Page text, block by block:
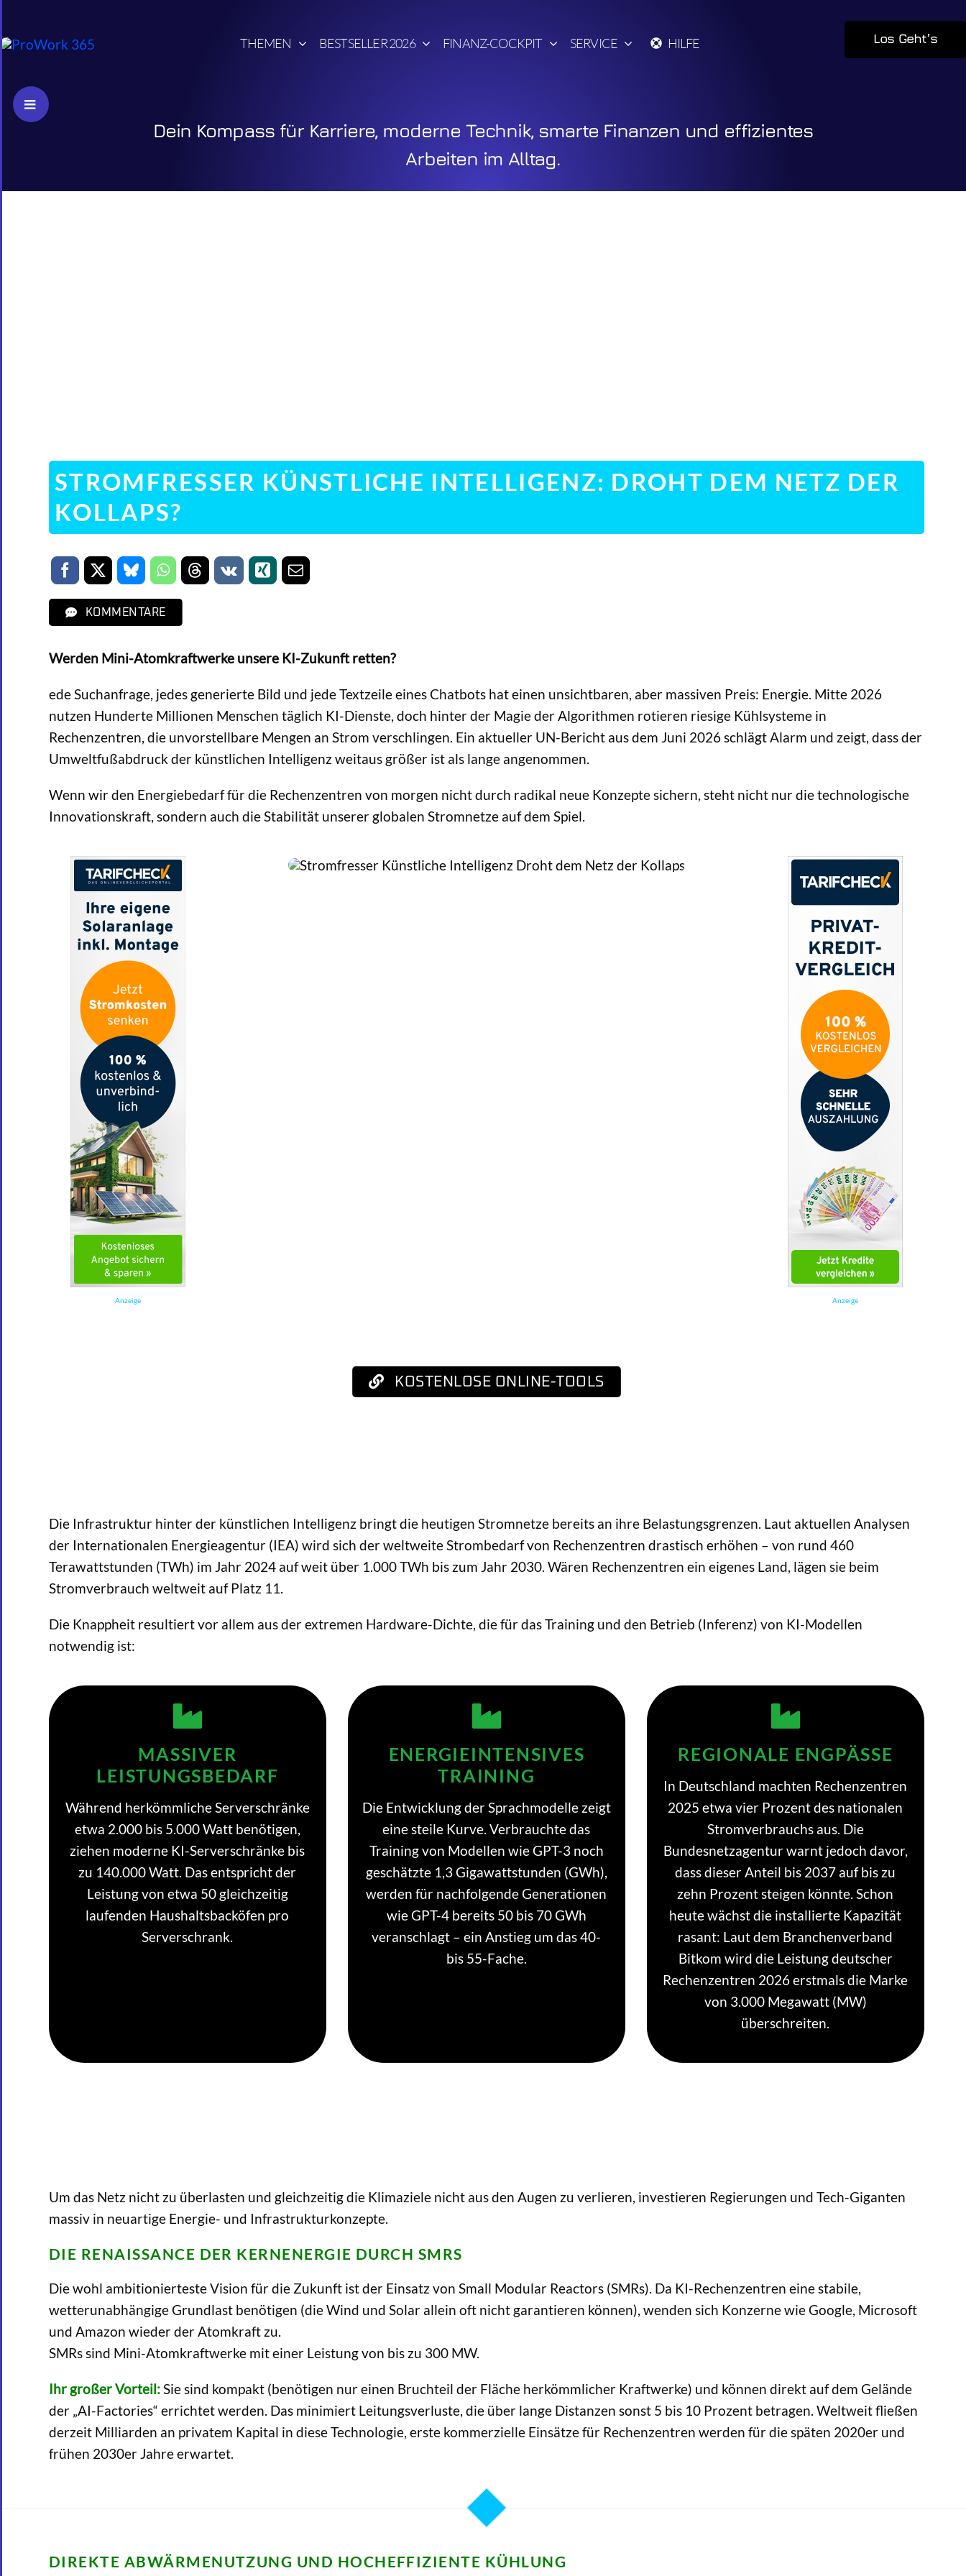
content
THEMEN BESTSELLER 2026 FINANZ-COCKPIT SERVICE HILFE Los Geht’s
Dein Kompass für Karriere, moderne Technik, smarte Finanzen und effizientes
Arbeiten im Alltag.
STROMFRESSER KÜNSTLICHE INTELLIGENZ: DROHT DEM NETZ DER
KOLLAPS?
KOMMENTARE
Werden Mini-Atomkraftwerke unsere KI-Zukunft retten?
ede Suchanfrage, jedes generierte Bild und jede Textzeile eines Chatbots hat einen unsichtbaren, aber massiven Preis: Energie. Mitte 2026
nutzen Hunderte Millionen Menschen täglich KI-Dienste, doch hinter der Magie der Algorithmen rotieren riesige Kühlsysteme in
Rechenzentren, die unvorstellbare Mengen an Strom verschlingen. Ein aktueller UN-Bericht aus dem Juni 2026 schlägt Alarm und zeigt, dass der
Umweltfußabdruck der künstlichen Intelligenz weitaus größer ist als lange angenommen.
Wenn wir den Energiebedarf für die Rechenzentren von morgen nicht durch radikal neue Konzepte sichern, steht nicht nur die technologische
Innovationskraft, sondern auch die Stabilität unserer globalen Stromnetze auf dem Spiel.
Anzeige Anzeige
KOSTENLOSE ONLINE-TOOLS
Die Infrastruktur hinter der künstlichen Intelligenz bringt die heutigen Stromnetze bereits an ihre Belastungsgrenzen. Laut aktuellen Analysen
der Internationalen Energieagentur (IEA) wird sich der weltweite Strombedarf von Rechenzentren drastisch erhöhen – von rund 460
Terawattstunden (TWh) im Jahr 2024 auf weit über 1.000 TWh bis zum Jahr 2030. Wären Rechenzentren ein eigenes Land, lägen sie beim
Stromverbrauch weltweit auf Platz 11.
Die Knappheit resultiert vor allem aus der extremen Hardware-Dichte, die für das Training und den Betrieb (Inferenz) von KI-Modellen
notwendig ist:
MASSIVER
LEISTUNGSBEDARF
Während herkömmliche Serverschränke
etwa 2.000 bis 5.000 Watt benötigen,
ziehen moderne KI-Serverschränke bis
zu 140.000 Watt. Das entspricht der
Leistung von etwa 50 gleichzeitig
laufenden Haushaltsbacköfen pro
Serverschrank.
ENERGIEINTENSIVES
TRAINING
Die Entwicklung der Sprachmodelle zeigt
eine steile Kurve. Verbrauchte das
Training von Modellen wie GPT-3 noch
geschätzte 1,3 Gigawattstunden (GWh),
werden für nachfolgende Generationen
wie GPT-4 bereits 50 bis 70 GWh
veranschlagt – ein Anstieg um das 40-
bis 55-Fache.
REGIONALE ENGPÄSSE
In Deutschland machten Rechenzentren
2025 etwa vier Prozent des nationalen
Stromverbrauchs aus. Die
Bundesnetzagentur warnt jedoch davor,
dass dieser Anteil bis 2037 auf bis zu
zehn Prozent steigen könnte. Schon
heute wächst die installierte Kapazität
rasant: Laut dem Branchenverband
Bitkom wird die Leistung deutscher
Rechenzentren 2026 erstmals die Marke
von 3.000 Megawatt (MW)
überschreiten.
Um das Netz nicht zu überlasten und gleichzeitig die Klimaziele nicht aus den Augen zu verlieren, investieren Regierungen und Tech-Giganten
massiv in neuartige Energie- und Infrastrukturkonzepte.
DIE RENAISSANCE DER KERNENERGIE DURCH SMRS
Die wohl ambitionierteste Vision für die Zukunft ist der Einsatz von Small Modular Reactors (SMRs). Da KI-Rechenzentren eine stabile,
wetterunabhängige Grundlast benötigen (die Wind und Solar allein oft nicht garantieren können), wenden sich Konzerne wie Google, Microsoft
und Amazon wieder der Atomkraft zu.
SMRs sind Mini-Atomkraftwerke mit einer Leistung von bis zu 300 MW.
Ihr großer Vorteil:Sie sind kompakt (benötigen nur einen Bruchteil der Fläche herkömmlicher Kraftwerke) und können direkt auf dem Gelände
der „AI-Factories“ errichtet werden. Das minimiert Leitungsverluste, die über lange Distanzen sonst 5 bis 10 Prozent betragen. Weltweit fließen
derzeit Milliarden an privatem Kapital in diese Technologie, erste kommerzielle Einsätze für Rechenzentren werden für die späten 2020er und
frühen 2030er Jahre erwartet.
DIREKTE ABWÄRMENUTZUNG UND HOCHEFFIZIENTE KÜHLUNG
Toggle
Sliding